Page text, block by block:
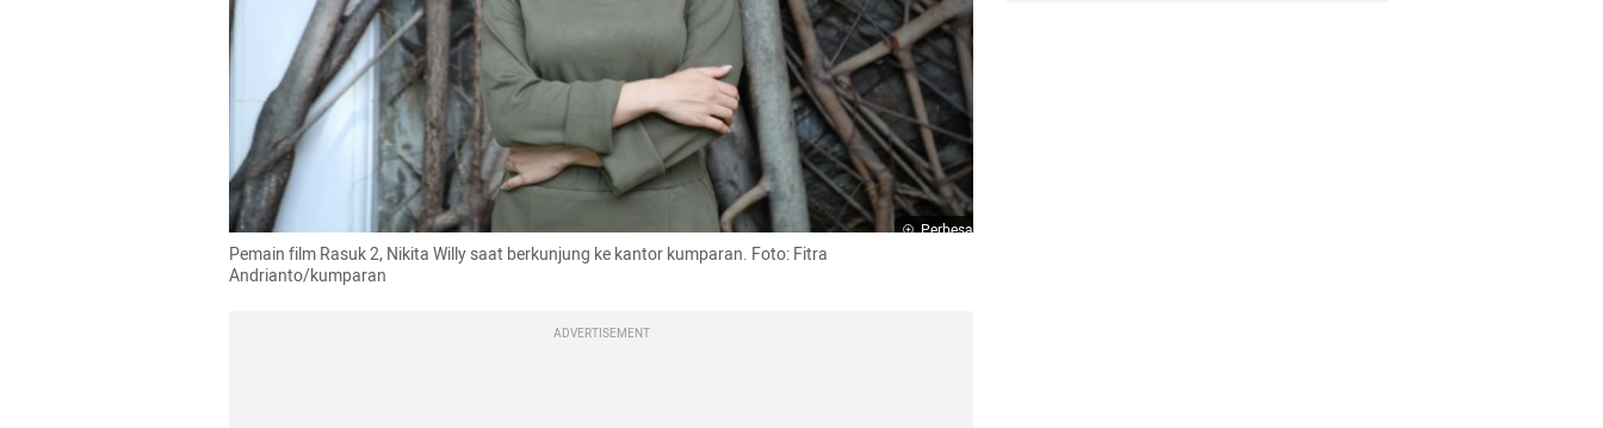
Perbesar
Pemain film Rasuk 2, Nikita Willy saat berkunjung ke kantor kumparan. Foto: Fitra
Andrianto/kumparan
ADVERTISEMENT